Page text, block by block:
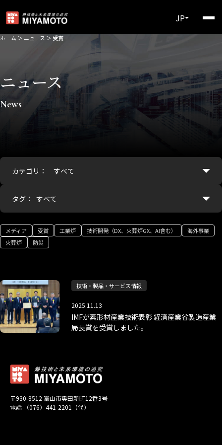
JP
ホーム ＞ ニュース ＞ 受賞
ニュース
News
カテゴリ：
タグ：
メディア 受賞 工業炉 技術開発（DX、火葬炉GX、AI含む）
海外事業
火葬炉
防災
技術・製品・サービス情報
2025.11.13
IMFが素形材産業技術表彰 経済産業省製造産業
局長賞を受賞しました。
〒930-8512 富山市奥田新町12番3号
電話 （076）441-2201（代）